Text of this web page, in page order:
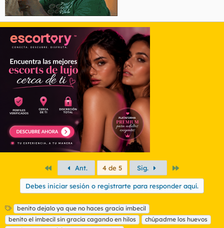
PrimeroAnt. 4 de 5 Sig.
Debes iniciar sesión o registrarte para responder aquí.
E
t
i
benito dejalo ya que no haces gracia imbecil
benito el imbecil sin gracia cagando en hilos
chúpadme los huevos